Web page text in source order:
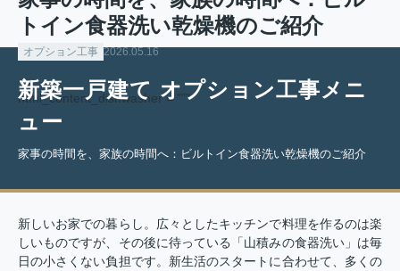
トイン食器洗い乾燥機のご紹介
オプション工事 2026.05.16
html_content_dishwasher = """
新築一戸建て オプション工事メニ
ュー
家事の時間を、家族の時間へ：ビルトイン食器洗い乾燥機のご紹介
新しいお家での暮らし。広々としたキッチンで料理を作るのは楽
しいものですが、その後に待っている「山積みの食器洗い」は毎
日の小さくない負担です。新生活のスタートに合わせて、多くの